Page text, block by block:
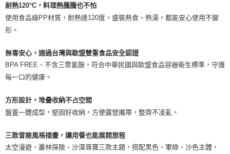
耐熱120°C，料理熱騰騰也不怕
使用食品級PP材質，耐熱達120度，盛裝熱食、熱湯，都能安心使用不變
形。
無毒安心，通過台灣與歐盟雙重食品安全認證
BPA FREE、不含三聚氰胺，符合中華民國與歐盟食品容器衛生標準，守護
每一口的健康。
方形設計，堆疊收納不占空間
盤蓋一體成型，堅固好收納，方便露營攜帶，整齊不凌亂。
三款冒險風格插畫，讓用餐也能展開旅程
太空漫遊、叢林探險、沙漠尋寶三款主題，搭配黑色、軍綠、沙色主體，